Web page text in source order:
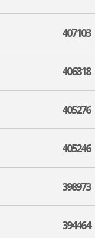
407103
406818
405276
405246
398973
394464